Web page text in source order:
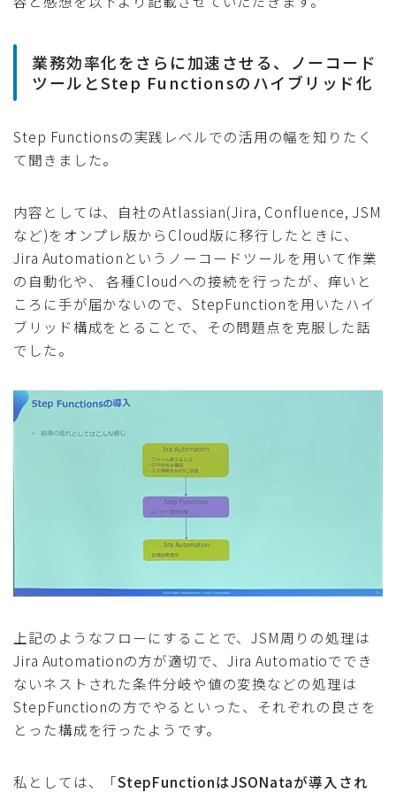
業務効率化をさらに加速させる、ノーコード
ツールとStep Functionsのハイブリッド化
Step Functionsの実践レベルでの活用の幅を知りたく
て聞きました。
内容としては、自社のAtlassian(Jira, Confluence, JSM
など)をオンプレ版からCloud版に移行したときに、
Jira Automationというノーコードツールを用いて作業
の自動化や、 各種Cloudへの接続を行ったが、痒いと
ころに手が届かないので、StepFunctionを用いたハイ
ブリッド構成をとることで、その問題点を克服した話
でした。
上記のようなフローにすることで、JSM周りの処理は
Jira Automationの方が適切で、Jira Automatioででき
ないネストされた条件分岐や値の変換などの処理は
StepFunctionの方でやるといった、それぞれの良さを
とった構成を行ったようです。
私としては、「StepFunctionはJSONataが導入され